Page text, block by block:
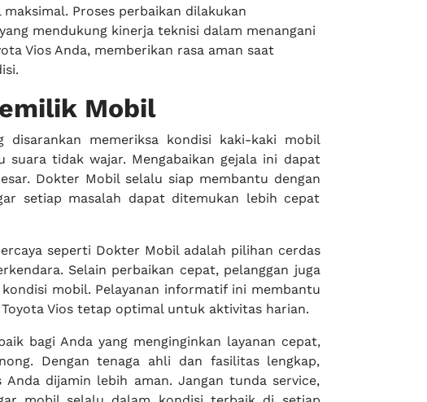
Proses perbaikan dilakukan
mendukung kinerja teknisi dalam menangani
Vios Anda, memberikan rasa aman saat
Mobil
disarankan memeriksa kondisi kaki-kaki mobil
suara tidak wajar. Mengabaikan gejala ini dapat
Dokter Mobil selalu siap membantu dengan
setiap masalah dapat ditemukan lebih cepat
seperti Dokter Mobil adalah pilihan cerdas
Selain perbaikan cepat, pelanggan juga
mobil. Pelayanan informatif ini membantu
Vios tetap optimal untuk aktivitas harian.
bagi Anda yang menginginkan layanan cepat,
Dengan tenaga ahli dan fasilitas lengkap,
Anda dijamin lebih aman. Jangan tunda service,